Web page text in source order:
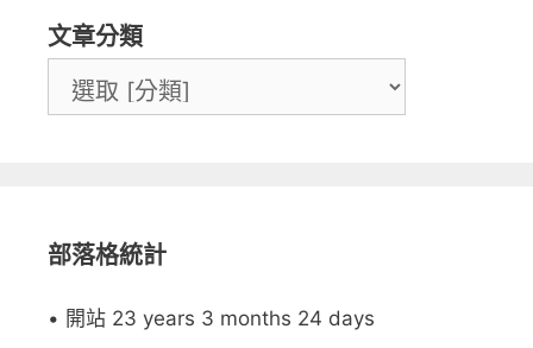
文章分類
部落格統計
• 開站 23 years 3 months 24 days